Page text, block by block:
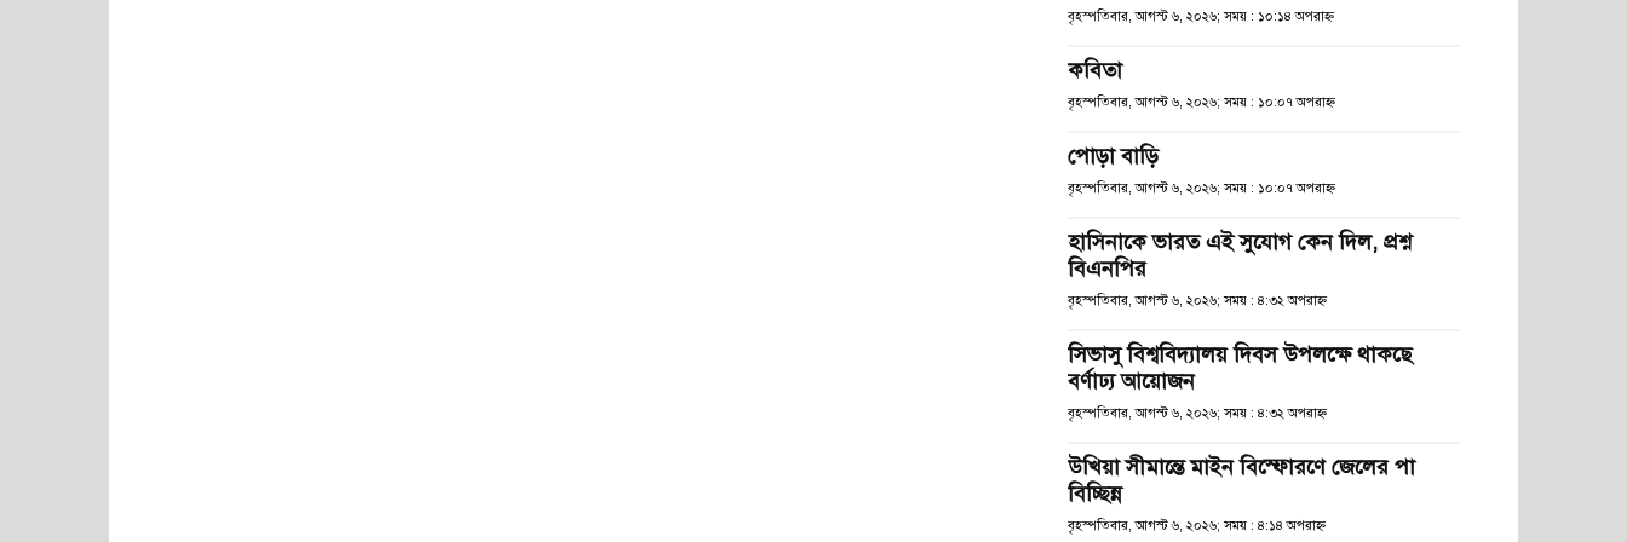
বৃহস্পতিবার, আগস্ট ৬, ২০২৬; সময় : ১০:১৪ অপরাহ্ণ
কবিতা
বৃহস্পতিবার, আগস্ট ৬, ২০২৬; সময় : ১০:০৭ অপরাহ্ণ
পোড়া বাড়ি
বৃহস্পতিবার, আগস্ট ৬, ২০২৬; সময় : ১০:০৭ অপরাহ্ণ
হাসিনাকে ভারত এই সুযোগ কেন দিল, প্রশ্ন
বিএনপির
বৃহস্পতিবার, আগস্ট ৬, ২০২৬; সময় : ৪:৩২ অপরাহ্ণ
সিভাসু বিশ্ববিদ্যালয় দিবস উপলক্ষে থাকছে
বর্ণাঢ্য আয়োজন
বৃহস্পতিবার, আগস্ট ৬, ২০২৬; সময় : ৪:৩২ অপরাহ্ণ
উখিয়া সীমান্তে মাইন বিস্ফোরণে জেলের পা
বিচ্ছিন্ন
বৃহস্পতিবার, আগস্ট ৬, ২০২৬; সময় : ৪:১৪ অপরাহ্ণ